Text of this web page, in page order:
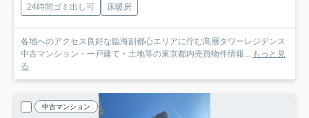
24時間ゴミ出し可
床暖房
各地へのアクセス良好な臨海副都心エリアに佇む高層タワーレジデンス
中古マンション・一戸建て・土地等の東京都内売買物件情報...
もっと見
る
中古マンション